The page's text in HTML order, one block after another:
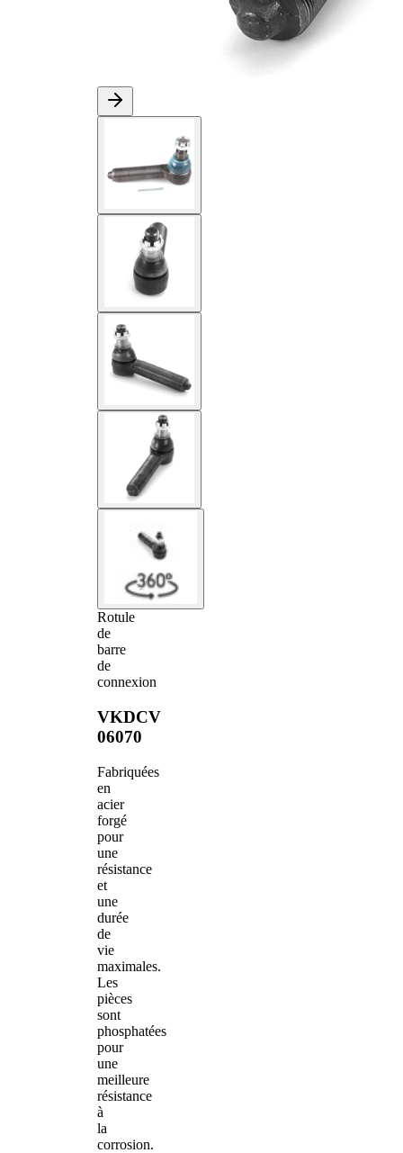
Rotule
de
barre
de
connexion
VKDCV
06070
Fabriquées
en
acier
forgé
pour
une
résistance
et
une
durée
de
vie
maximales.
Les
pièces
sont
phosphatées
pour
une
meilleure
résistance
à
la
corrosion.